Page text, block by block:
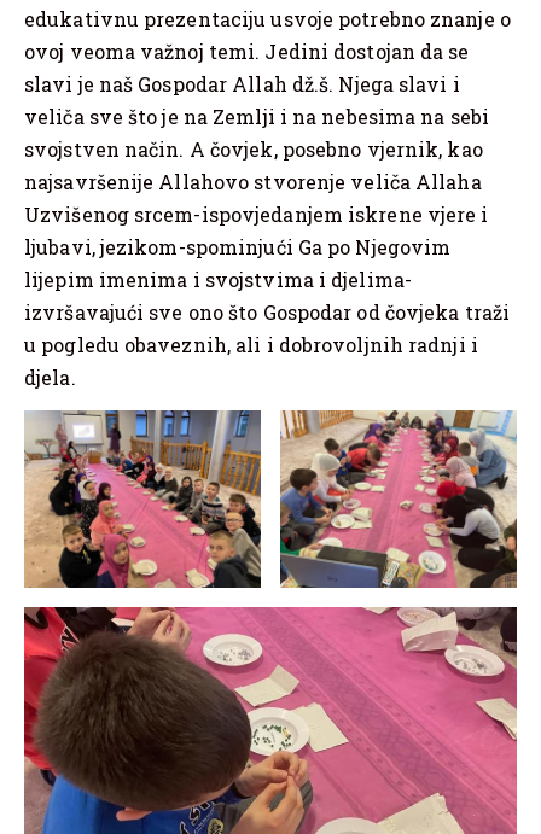
edukativnu prezentaciju usvoje potrebno znanje o
ovoj veoma važnoj temi. Jedini dostojan da se
slavi je naš Gospodar Allah dž.š. Njega slavi i
veliča sve što je na Zemlji i na nebesima na sebi
svojstven način. A čovjek, posebno vjernik, kao
najsavršenije Allahovo stvorenje veliča Allaha
Uzvišenog srcem-ispovjedanjem iskrene vjere i
ljubavi, jezikom-spominjući Ga po Njegovim
lijepim imenima i svojstvima i djelima-
izvršavajući sve ono što Gospodar od čovjeka traži
u pogledu obaveznih, ali i dobrovoljnih radnji i
djela.